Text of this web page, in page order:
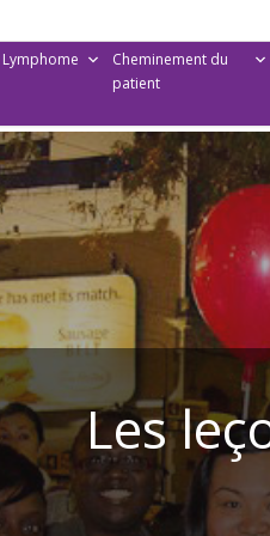
Lymphome
Cheminement du
patient
Les